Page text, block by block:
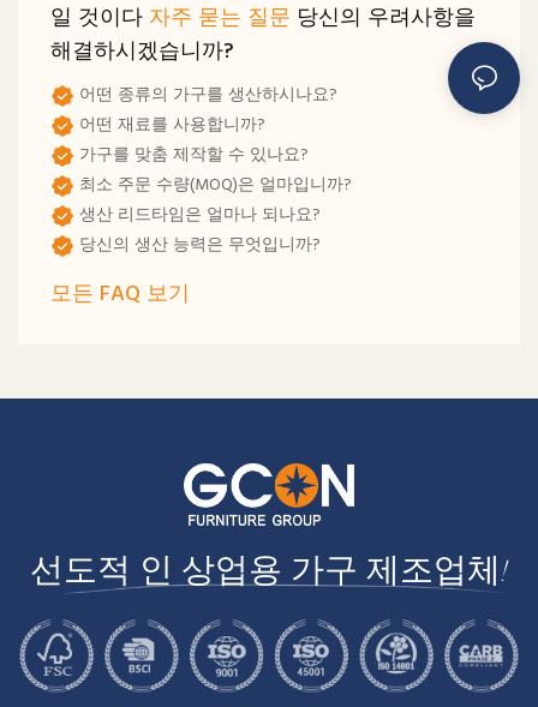
일 것이다 자주 묻는 질문 당신의 우려사항을
해결하시겠습니까?
어떤 종류의 가구를 생산하시나요?
어떤 재료를 사용합니까?
가구를 맞춤 제작할 수 있나요?
최소 주문 수량(MOQ)은 얼마입니까?
생산 리드타임은 얼마나 되나요?
당신의 생산 능력은 무엇입니까?
모든 FAQ 보기
선도적 인 상업용 가구 제조업체!